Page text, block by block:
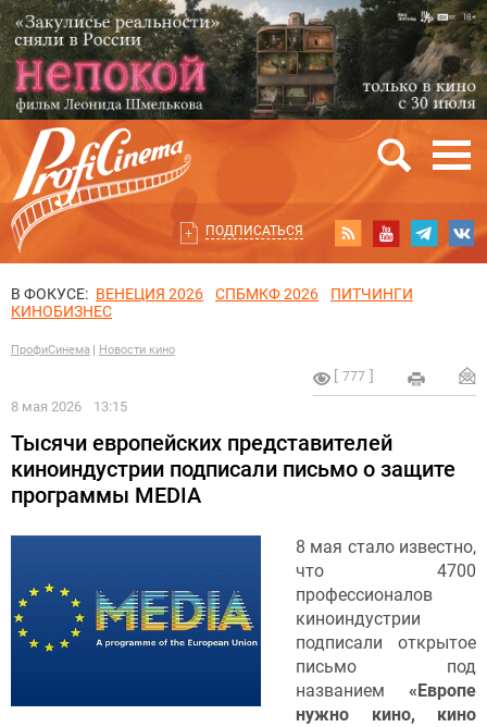
ПОДПИСАТЬСЯ
В ФОКУСЕ: ВЕНЕЦИЯ 2026 СПБМКФ 2026
ПИТЧИНГИ
КИНОБИЗНЕС
ПрофиСинема Новости кино
777
8 мая 2026 13:15
Тысячи европейских представителей
киноиндустрии подписали письмо о защите
программы MEDIA
8 мая стало известно,
что 4700
профессионалов
киноиндустрии
подписали открытое
письмо под
названием «Европе
нужно кино, кино